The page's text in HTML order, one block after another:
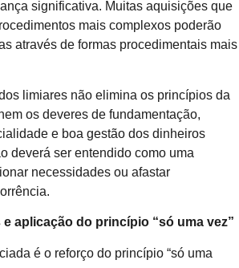
significativa. Muitas aquisições que
mais complexos poderão
através de formas procedimentais mais
limiares não elimina os princípios da
os deveres de fundamentação,
e boa gestão dos dinheiros
deverá ser entendido como uma
necessidades ou afastar
aplicação do princípio “só uma vez”
é o reforço do princípio “só uma